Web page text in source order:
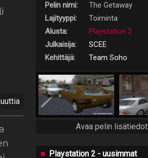
Pelin nimi:
The Getaway
Lajityyppi:
Toiminta
Alusta:
Playstation 2
Julkaisija:
SCEE
Kehittäjä:
Team Soho
Avaa pelin lisätiedot
Playstation 2 - uusimmat